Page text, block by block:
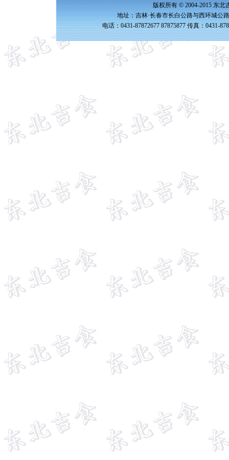
版权所有 © 2004-2015 东北
地址：吉林·长春市长白公路与西环城公
电话：0431-87872677 87875877 传真：0431-